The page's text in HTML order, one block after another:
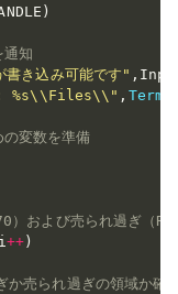
)
知
書き込み可能です" ,
: %s\\Files\\" ,
変数を準備
よび売られ過ぎ（
i ++)
売られ過ぎの領域か確